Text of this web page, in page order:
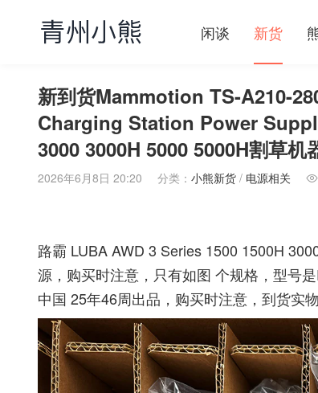
闲谈 新货
新到货Mammotion TS-A210-
Charging Station Power
3000 3000H 5000 5000H割草
2026年6月8日 20:20 分类： 小熊新货 / 电源相关 
路霸 LUBA AWD 3 Series 1500 1500H
源，购买时注意，只有如图 个规格，型号
中国 25年46周出品，购买时注意，到货实物